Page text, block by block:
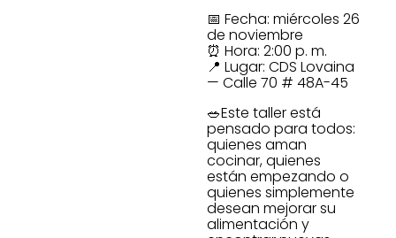
📅 Fecha: miércoles 26
de noviembre
⏰ Hora: 2:00 p. m.
📍 Lugar: CDS Lovaina
— Calle 70 # 48A-45
🥗Este taller está
pensado para todos:
quienes aman
cocinar, quienes
están empezando o
quienes simplemente
desean mejorar su
alimentación y